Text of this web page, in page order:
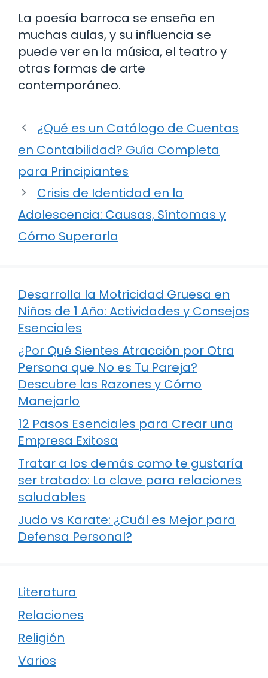
La poesía barroca se enseña en
muchas aulas, y su influencia se
puede ver en la música, el teatro y
otras formas de arte
contemporáneo.
¿Qué es un Catálogo de Cuentas
en Contabilidad? Guía Completa
para Principiantes
Crisis de Identidad en la
Adolescencia: Causas, Síntomas y
Cómo Superarla
Desarrolla la Motricidad Gruesa en
Niños de 1 Año: Actividades y Consejos
Esenciales
¿Por Qué Sientes Atracción por Otra
Persona que No es Tu Pareja?
Descubre las Razones y Cómo
Manejarlo
12 Pasos Esenciales para Crear una
Empresa Exitosa
Tratar a los demás como te gustaría
ser tratado: La clave para relaciones
saludables
Judo vs Karate: ¿Cuál es Mejor para
Defensa Personal?
Literatura
Relaciones
Religión
Varios